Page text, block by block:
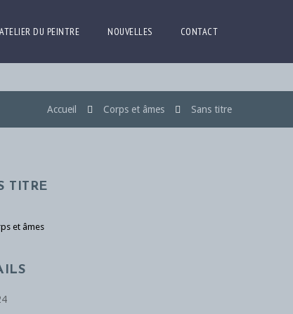
DU PEINTRE NOUVELLES CONTACT
Accueil Corps et âmes Sans titre
TITRE
et âmes